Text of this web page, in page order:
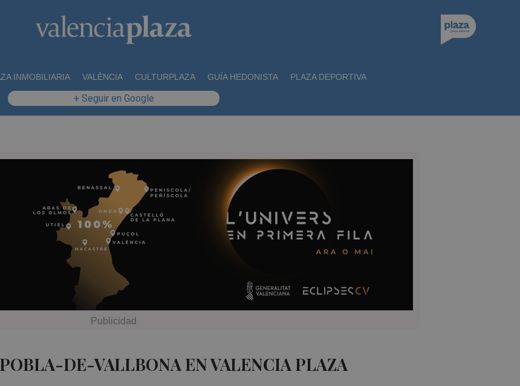
INMOBILIARIA VALÈNCIA CULTURPLAZA GUÍA HEDONISTA PLAZA DEPORTIVA
+ Seguir en Google
DE-VALLBONA EN VALENCIA PLAZA